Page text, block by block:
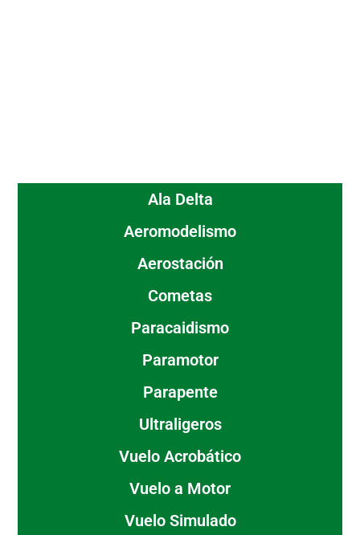
Ala Delta
Aeromodelismo
Aerostación
Cometas
Paracaidismo
Paramotor
Parapente
Ultraligeros
Vuelo Acrobático
Vuelo a Motor
Vuelo Simulado